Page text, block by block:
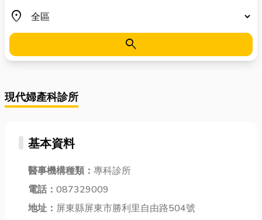
place
地區
search
現代婦產科診所
基本資料
醫事機構種類： 專科診所
電話： 087329009
地址： 屏東縣屏東市勝利里自由路504號